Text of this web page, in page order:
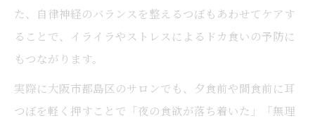
た、自律神経のバランスを整えるつぼもあわせてケアす
ることで、イライラやストレスによるドカ食いの予防に
もつながります。
実際に大阪市都島区のサロンでも、夕食前や間食前に耳
つぼを軽く押すことで「夜の食欲が落ち着いた」「無理